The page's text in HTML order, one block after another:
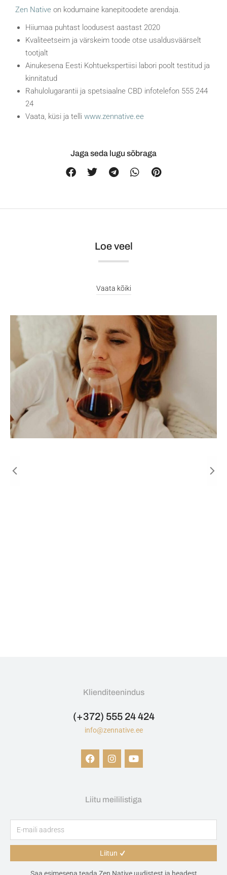
Zen Native on kodumaine kanepitoodete arendaja.
Hiiumaa puhtast loodusest aastast 2020
Kvaliteetseim ja värskeim toode otse usaldusväärselt
tootjalt
Ainukesena Eesti Kohtuekspertiisi labori poolt testitud ja
kinnitatud
Rahulolugarantii ja spetsiaalne CBD infotelefon 555 244
24
Vaata, küsi ja telli www.zennative.ee
Jaga seda lugu sõbraga
Loe veel
Vaata kõiki
Klienditeenindus
(+372) 555 24 424
info@zennative.ee
Liitu meililistiga
Liitun